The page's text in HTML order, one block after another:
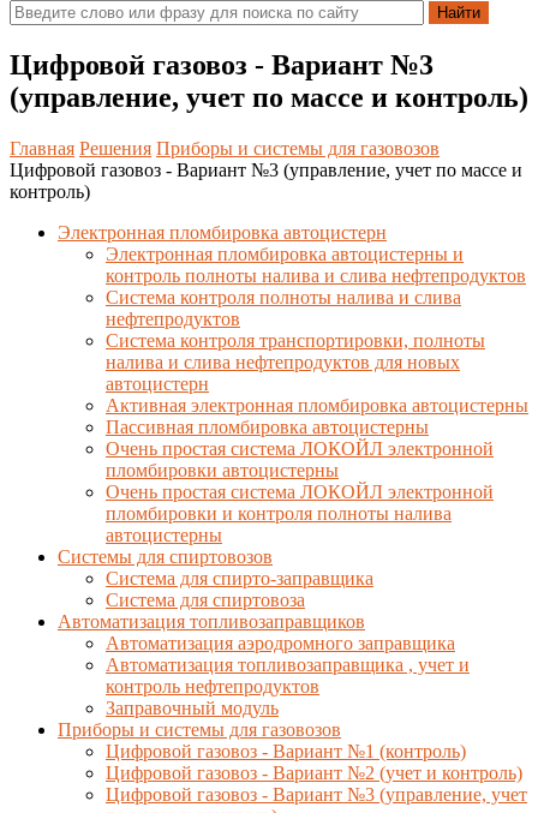
Цифровой газовоз - Вариант №3
(управление, учет по массе и контроль)
Главная Решения Приборы и системы для газовозов
Цифровой газовоз - Вариант №3 (управление, учет по массе и
контроль)
Электронная пломбировка автоцистерн
Электронная пломбировка автоцистерны и
контроль полноты налива и слива нефтепродуктов
Система контроля полноты налива и слива
нефтепродуктов
Система контроля транспортировки, полноты
налива и слива нефтепродуктов для новых
автоцистерн
Активная электронная пломбировка автоцистерны
Пассивная пломбировка автоцистерны
Очень простая система ЛОКОЙЛ электронной
пломбировки автоцистерны
Очень простая система ЛОКОЙЛ электронной
пломбировки и контроля полноты налива
автоцистерны
Системы для спиртовозов
Система для спирто-заправщика
Система для спиртовоза
Автоматизация топливозаправщиков
Автоматизация аэродромного заправщика
Автоматизация топливозаправщика , учет и
контроль нефтепродуктов
Заправочный модуль
Приборы и системы для газовозов
Цифровой газовоз - Вариант №1 (контроль)
Цифровой газовоз - Вариант №2 (учет и контроль)
Цифровой газовоз - Вариант №3 (управление, учет